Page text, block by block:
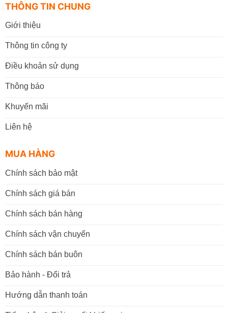
THÔNG TIN CHUNG
Giới thiệu
Thông tin công ty
Điều khoản sử dụng
Thông báo
Khuyến mãi
Liên hệ
MUA HÀNG
Chính sách bảo mật
Chính sách giá bán
Chính sách bán hàng
Chính sách vận chuyển
Chính sách bán buôn
Bảo hành - Đổi trả
Hướng dẫn thanh toán